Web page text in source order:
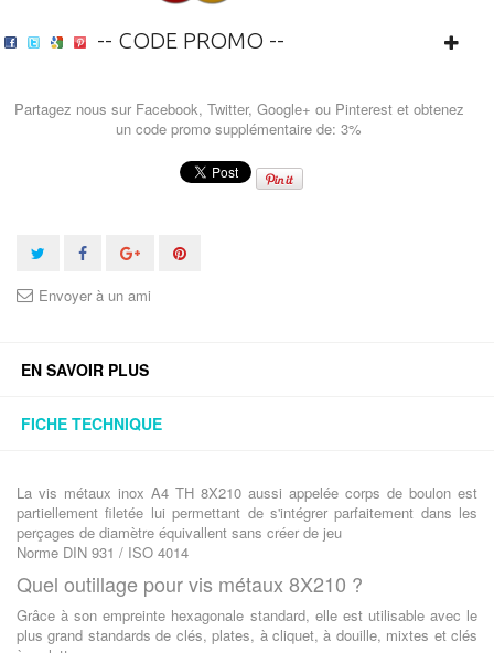
-- CODE PROMO --
Partagez nous sur Facebook, Twitter, Google+ ou Pinterest et obtenez
un code promo supplémentaire de: 3%
Envoyer à un ami
EN SAVOIR PLUS
FICHE TECHNIQUE
La vis métaux inox A4 TH 8X210 aussi appelée corps de boulon est
partiellement filetée lui permettant de s'intégrer parfaitement dans les
perçages de diamètre équivallent sans créer de jeu
Norme DIN 931 / ISO 4014
Quel outillage pour vis métaux 8X210 ?
Grâce à son empreinte hexagonale standard, elle est utilisable avec le
plus grand standards de clés, plates, à cliquet, à douille, mixtes et clés